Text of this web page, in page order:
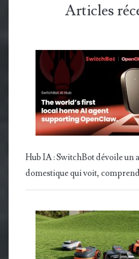
Articles
Hub IA : SwitchBot dévoile un
domestique qui voit,